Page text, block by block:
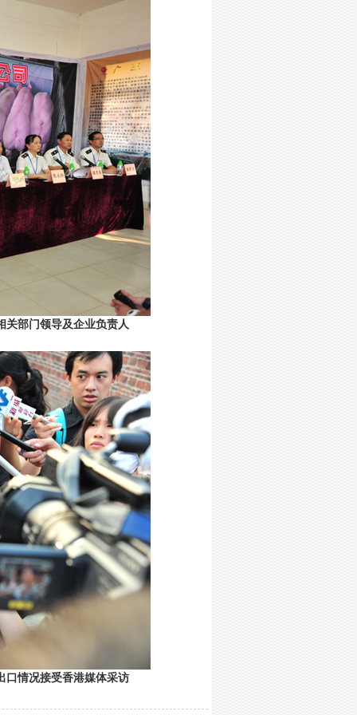
关部门领导及企业负责人
口情况接受香港媒体采访